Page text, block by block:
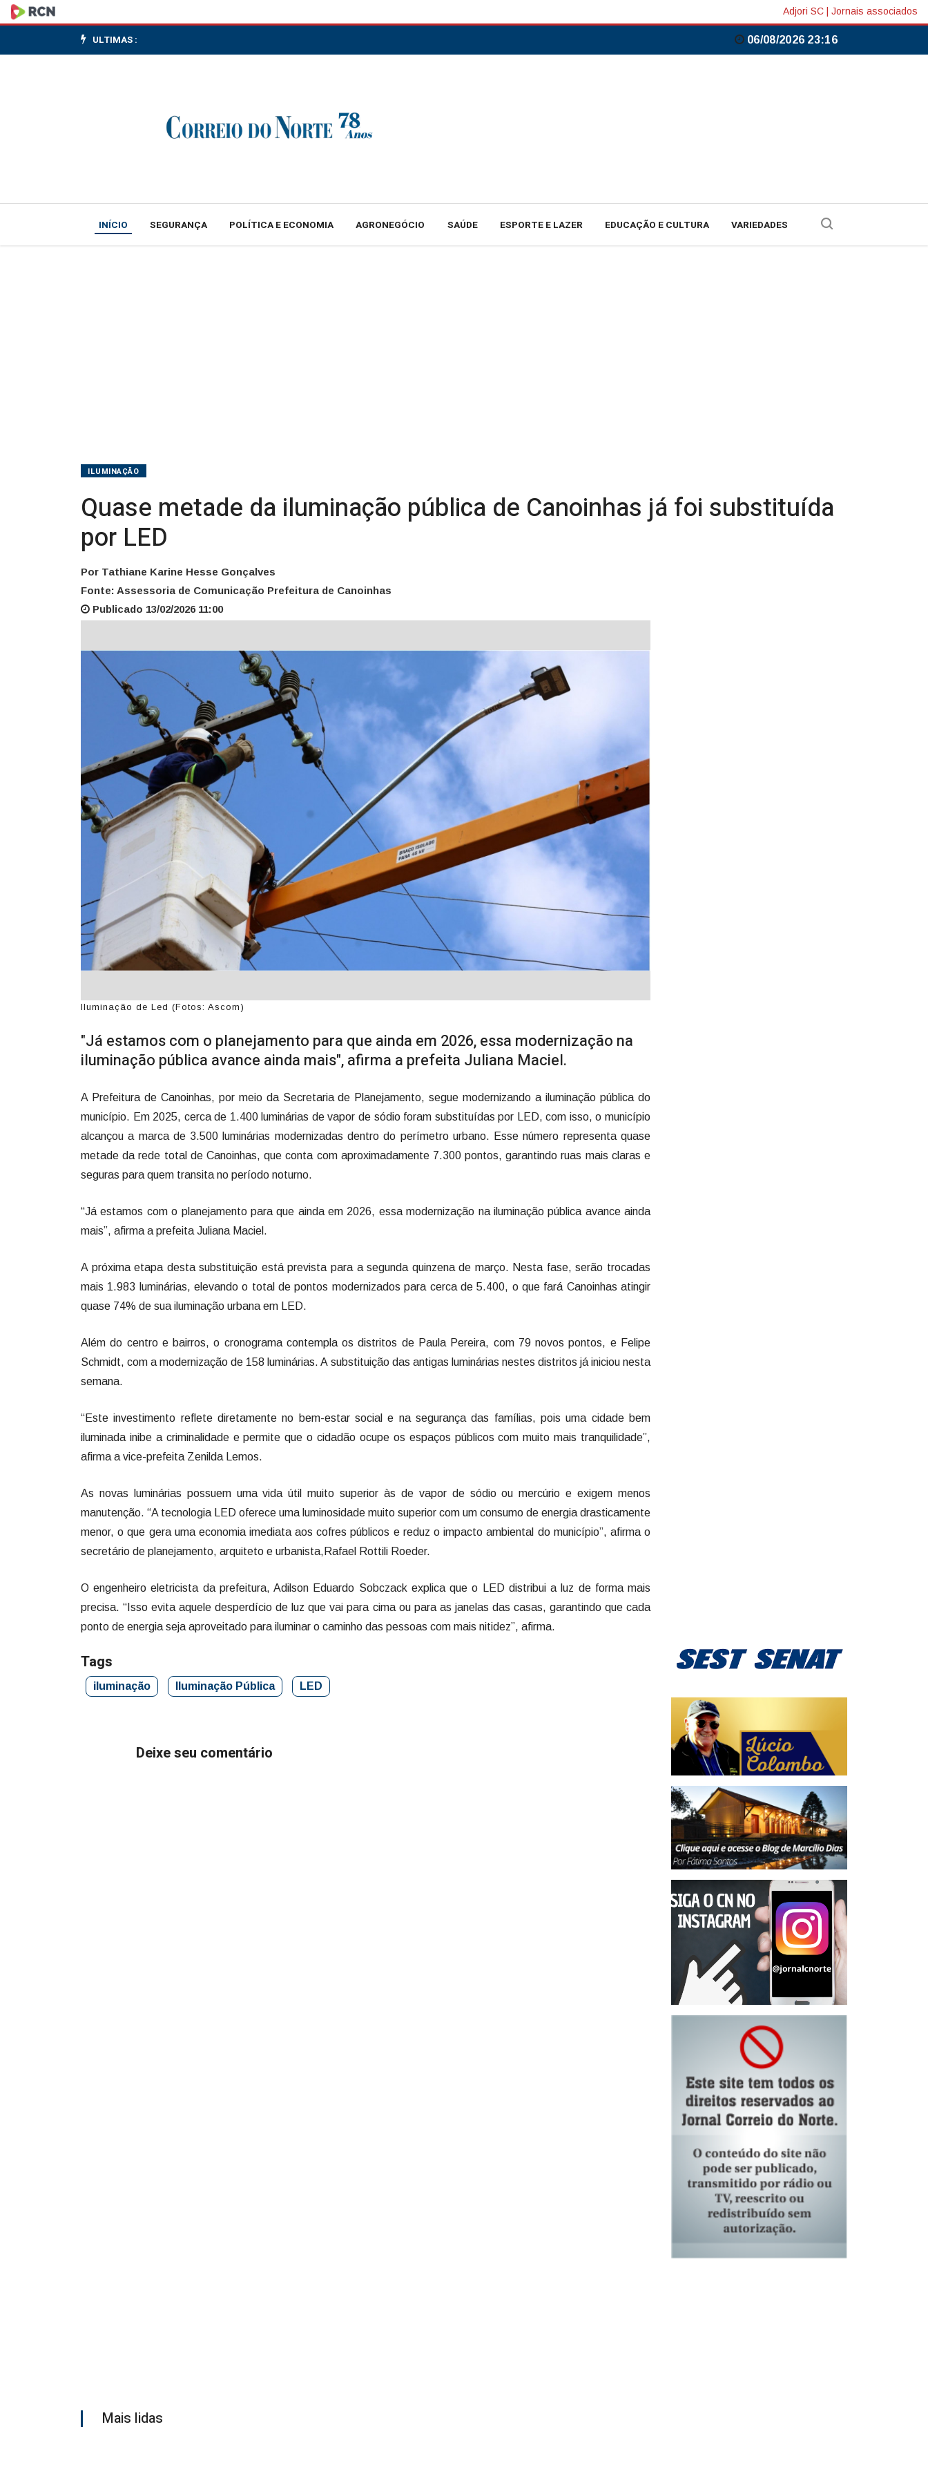
Quase
metade
Canoinhas
Adjori SC Jornais associados
ULTIMAS : 06/08/2026 23:16
INÍCIO SEGURANÇA POLÍTICA E ECONOMIA AGRONEGÓCIO SAÚDE ESPORTE E LAZER EDUCAÇÃO E CULTURA VARIEDADES
ILUMINAÇÃO
Quase metade da iluminação pública de Canoinhas já foi substituída
por LED
Por Tathiane Karine Hesse Gonçalves
Fonte: Assessoria de Comunicação Prefeitura de Canoinhas
Publicado 13/02/2026 11:00
Iluminação de Led (Fotos: Ascom)
"Já estamos com o planejamento para que ainda em 2026, essa modernização na
iluminação pública avance ainda mais", afirma a prefeita Juliana Maciel.
A Prefeitura de Canoinhas, por meio da Secretaria de Planejamento, segue modernizando a iluminação pública do
município. Em 2025, cerca de 1.400 luminárias de vapor de sódio foram substituídas por LED, com isso, o município
alcançou a marca de 3.500 luminárias modernizadas dentro do perímetro urbano. Esse número representa quase
metade da rede total de Canoinhas, que conta com aproximadamente 7.300 pontos, garantindo ruas mais claras e
seguras para quem transita no período noturno.
“Já estamos com o planejamento para que ainda em 2026, essa modernização na iluminação pública avance ainda
mais”, afirma a prefeita Juliana Maciel.
A próxima etapa desta substituição está prevista para a segunda quinzena de março. Nesta fase, serão trocadas
mais 1.983 luminárias, elevando o total de pontos modernizados para cerca de 5.400, o que fará Canoinhas atingir
quase 74% de sua iluminação urbana em LED.
Além do centro e bairros, o cronograma contempla os distritos de Paula Pereira, com 79 novos pontos, e Felipe
Schmidt, com a modernização de 158 luminárias. A substituição das antigas luminárias nestes distritos já iniciou nesta
semana.
“Este investimento reflete diretamente no bem-estar social e na segurança das famílias, pois uma cidade bem
iluminada inibe a criminalidade e permite que o cidadão ocupe os espaços públicos com muito mais tranquilidade”,
afirma a vice-prefeita Zenilda Lemos.
As novas luminárias possuem uma vida útil muito superior às de vapor de sódio ou mercúrio e exigem menos
manutenção. “A tecnologia LED oferece uma luminosidade muito superior com um consumo de energia drasticamente
menor, o que gera uma economia imediata aos cofres públicos e reduz o impacto ambiental do município”, afirma o
secretário de planejamento, arquiteto e urbanista,Rafael Rottili Roeder.
O engenheiro eletricista da prefeitura, Adilson Eduardo Sobczack explica que o LED distribui a luz de forma mais
precisa. “Isso evita aquele desperdício de luz que vai para cima ou para as janelas das casas, garantindo que cada
ponto de energia seja aproveitado para iluminar o caminho das pessoas com mais nitidez”, afirma.
Tags
iluminação Iluminação Pública LED
Deixe seu comentário
Mais lidas